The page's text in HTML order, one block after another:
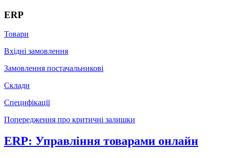
ERP
Товари
Вхідні замовлення
Замовлення постачальникові
Склади
Специфікації
Попередження про критичні залишки
ERP: Управління товарами онлайн